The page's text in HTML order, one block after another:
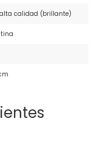
calidad (brillante)